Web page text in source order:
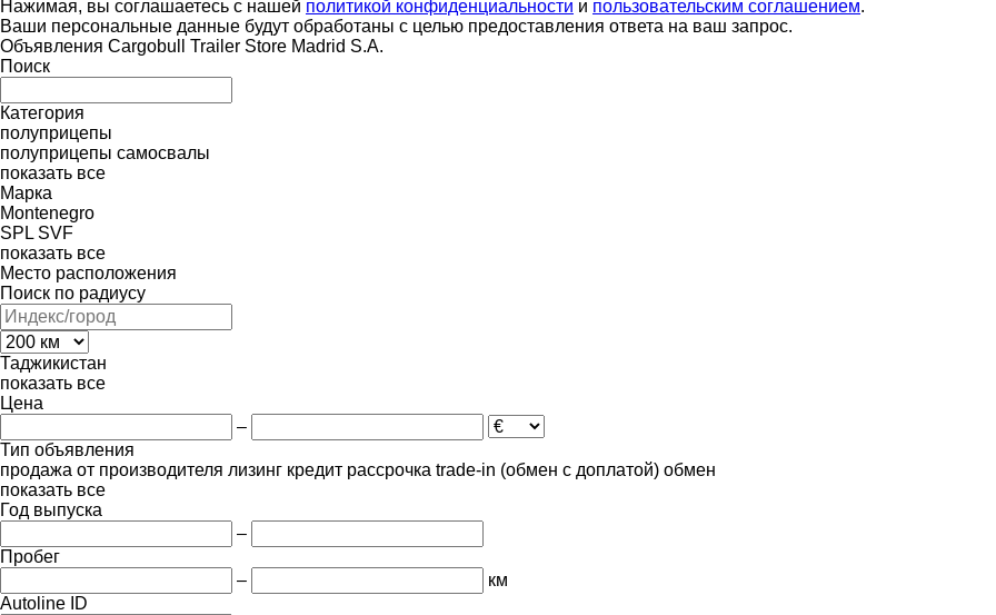
Нажимая, вы соглашаетесь с нашей политикой конфиденциальности и пользовательским соглашением.
Ваши персональные данные будут обработаны с целью предоставления ответа на ваш запрос.
Объявления Cargobull Trailer Store Madrid S.A.
Поиск
Категория
полуприцепы
полуприцепы самосвалы
показать все
Марка
Montenegro
SPL SVF
показать все
Место расположения
Поиск по радиусу
Таджикистан
показать все
Цена
–
Тип объявления
продажа от производителя лизинг кредит рассрочка trade-in (обмен с доплатой) обмен
показать все
Год выпуска
–
Пробег
–
км
Autoline ID